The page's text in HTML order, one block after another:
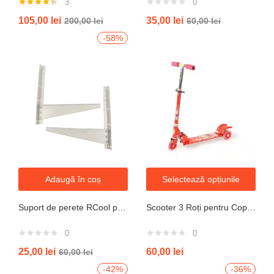
4.33din 5
3
105,00 lei 200,00lei
0
35,00 lei 60,00lei
-58%
Adaugă în coș
0
25,00 lei 60,00lei
Selectează opțiunile
0
60,00 lei
-42% -36%